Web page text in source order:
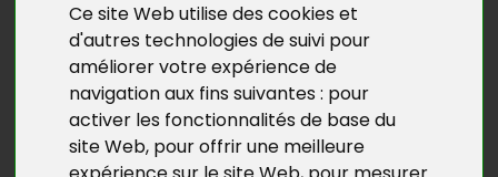
Ce site Web utilise des cookies et
d'autres technologies de suivi pour
améliorer votre expérience de
navigation aux fins suivantes : pour
activer les fonctionnalités de base du
site Web, pour offrir une meilleure
Brèves d'Algérie